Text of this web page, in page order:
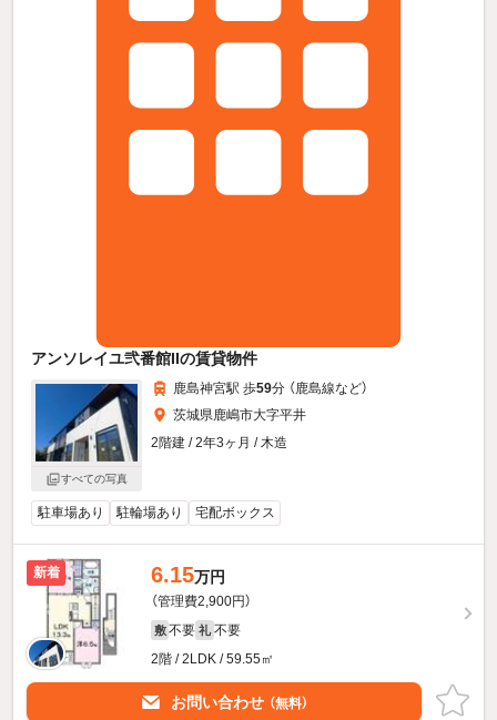
アンソレイユ弐番館IIの賃貸物件
すべての写真
鹿島神宮駅 歩59分 （鹿島線など）
茨城県鹿嶋市大字平井
2階建 / 2年3ヶ月 / 木造
駐車場あり 駐輪場あり 宅配ボックス
新着 6.15万円
（管理費2,900円）
敷 不要 礼 不要
2階 / 2LDK / 59.55㎡
お問い合わせ （無料）